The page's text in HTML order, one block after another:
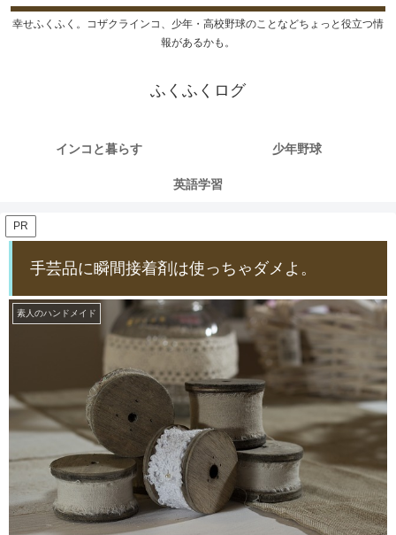
幸せふくふく。コザクラインコ、少年・高校野球のことなどちょっと役立つ情
報があるかも。
ふくふくログ
インコと暮らす 少年野球
英語学習
PR
手芸品に瞬間接着剤は使っちゃダメよ。
素人のハンドメイド